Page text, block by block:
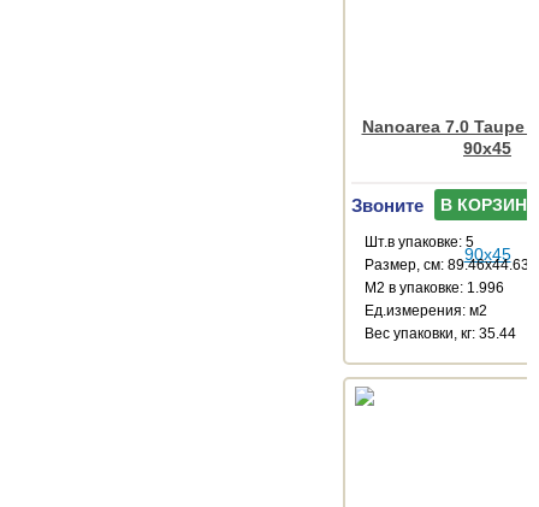
Nanoarea 7.0 Taupe
90x45
Звоните В КОРЗИНУ
Шт.в упаковке: 5
Размер, см: 89.46x44.63
М2 в упаковке: 1.996
Ед.измерения: м2
Веc упаковки, кг: 35.44